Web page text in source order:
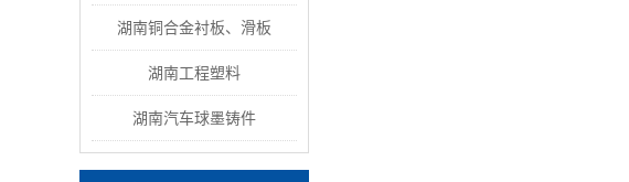
湖南铜合金衬板、滑板
湖南工程塑料
湖南汽车球墨铸件